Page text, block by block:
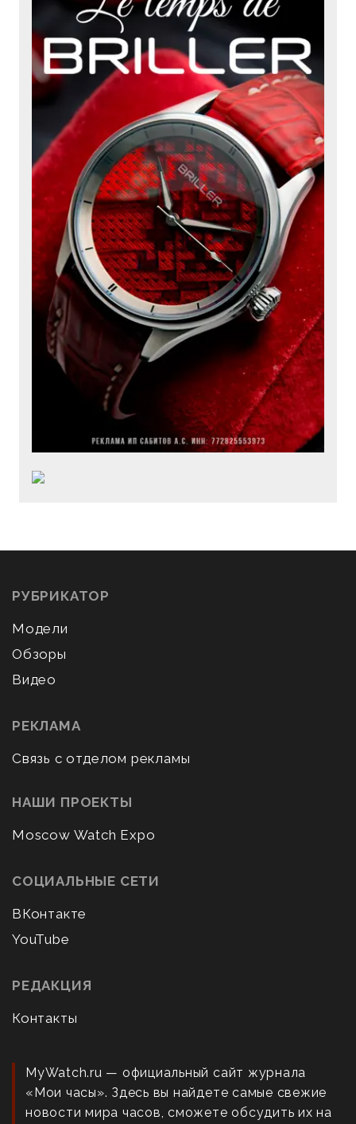
РУБРИКАТОР
Модели
Обзоры
Видео
РЕКЛАМА
Связь с отделом рекламы
НАШИ ПРОЕКТЫ
Moscow Watch Expo
СОЦИАЛЬНЫЕ СЕТИ
ВКонтакте
YouTube
РЕДАКЦИЯ
Контакты
MyWatch.ru — официальный сайт журнала
«Мои часы». Здесь вы найдете самые свежие
новости мира часов, сможете обсудить их на